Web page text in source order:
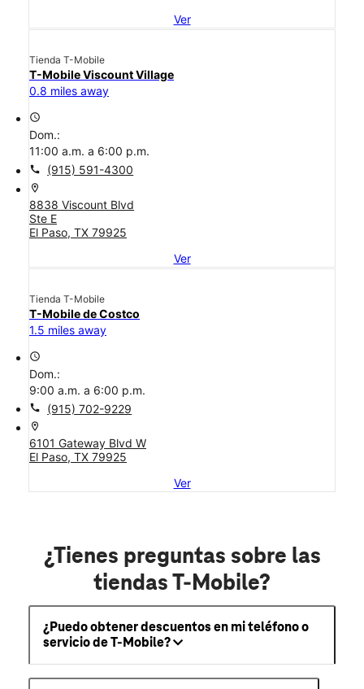
Ver
Tienda T-Mobile
T-Mobile Viscount Village
0.8 miles away
access_time
Dom.:
11:00 a.m. a 6:00 p.m.
call (915) 591-4300
location_on
8838 Viscount Blvd
Ste E
El Paso, TX 79925
Ver
Tienda T-Mobile
T-Mobile de Costco
1.5 miles away
access_time
Dom.:
9:00 a.m. a 6:00 p.m.
call (915) 702-9229
location_on
6101 Gateway Blvd W
El Paso, TX 79925
Ver
¿Tienes preguntas sobre las
tiendas T-Mobile?
¿Puedo obtener descuentos en mi teléfono o
servicio de T-Mobile?